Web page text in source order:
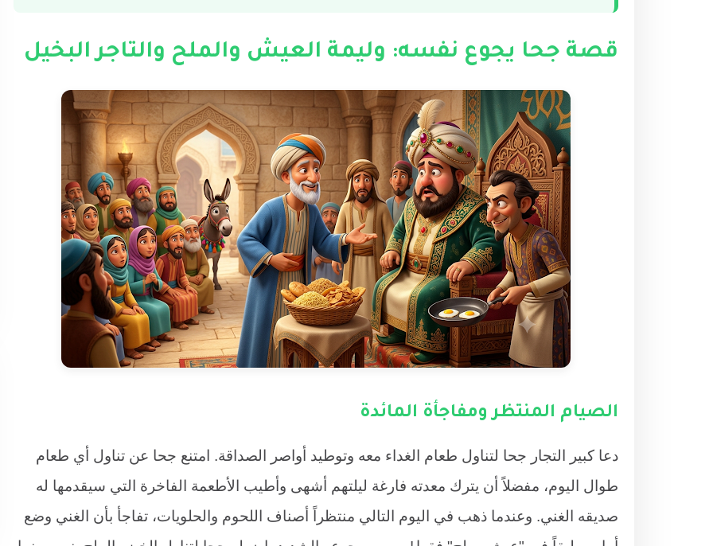
قصة جحا يجوع نفسه: وليمة العيش والملح والتاجر البخيل
الصيام المنتظر ومفاجأة المائدة
دعا كبير التجار جحا لتناول طعام الغداء معه وتوطيد أواصر الصداقة. امتنع جحا عن تناول أي طعام
طوال اليوم، مفضلاً أن يترك معدته فارغة ليلتهم أشهى وأطيب الأطعمة الفاخرة التي سيقدمها له
صديقه الغني. وعندما ذهب في اليوم التالي منتظراً أصناف اللحوم والحلويات، تفاجأ بأن الغني وضع